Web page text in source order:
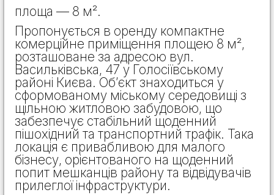
площа — 8 м².
Пропонується в оренду компактне
комерційне приміщення площею 8 м²,
розташоване за адресою вул.
Васильківська, 47 у Голосіївському
районі Києва. Об’єкт знаходиться у
сформованому міському середовищі з
щільною житловою забудовою, що
забезпечує стабільний щоденний
пішохідний та транспортний трафік. Така
локація є привабливою для малого
бізнесу, орієнтованого на щоденний
попит мешканців району та відвідувачів
прилеглої інфраструктури.